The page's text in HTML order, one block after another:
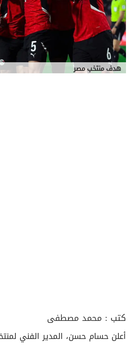
هدف منتخب مصر
كتب : محمد مصطفى
أعلن حسام حسن، المدير الفني